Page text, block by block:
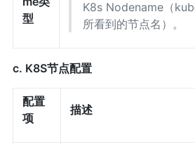
型
K8s Nodename（
所看到的节点名）。
c. K8S节点配置
配置
项
描述